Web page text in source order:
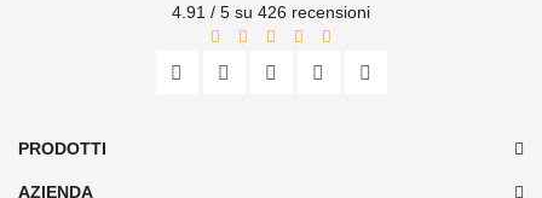
4.91 / 5 su 426 recensioni
PRODOTTI
AZIENDA